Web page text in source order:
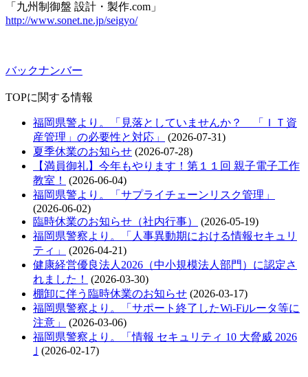
「九州制御盤 設計・製作.com」
http://www.sonet.ne.jp/seigyo/
バックナンバー
TOPに関する情報
福岡県警より。「見落としていませんか？ 「ＩＴ資
産管理」の必要性と対応」
(2026-07-31)
夏季休業のお知らせ (2026-07-28)
【満員御礼】今年もやります！第１１回 親子電子工作
教室！
(2026-06-04)
福岡県警より。「サプライチェーンリスク管理」
(2026-06-02)
臨時休業のお知らせ（社内行事）
(2026-05-19)
福岡県警察より。「人事異動期における情報セキュリ
ティ」
(2026-04-21)
健康経営優良法人2026（中小規模法人部門）に認定さ
れました！
(2026-03-30)
棚卸に伴う臨時休業のお知らせ (2026-03-17)
福岡県警察より。「サポート終了したWi-Fiルータ等に
注意」
(2026-03-06)
福岡県警察より。「情報 セキュリティ 10 大脅威 2026
｣ (2026-02-17)